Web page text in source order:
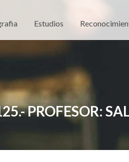
Estudios
PROFESOR: